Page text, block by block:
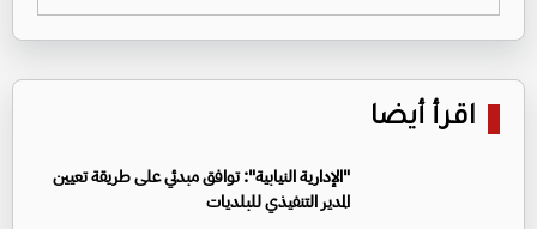
اقرأ أيضا
"الإدارية النيابية": توافق مبدئي على طريقة تعيين
المدير التنفيذي للبلديات